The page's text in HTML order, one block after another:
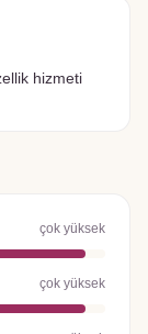
hizmeti
çok yüksek
çok yüksek